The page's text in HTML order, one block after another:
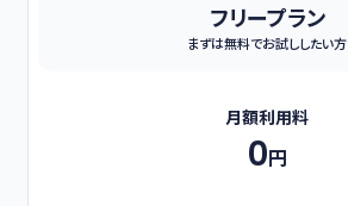
フリープラン
まずは無料でお試ししたい方
月額利用料
0円